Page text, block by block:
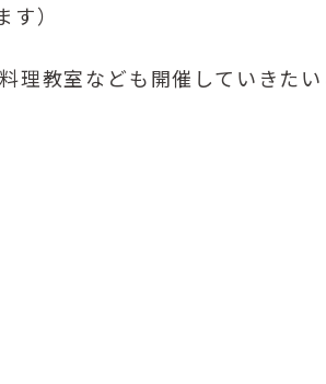
）
理教室なども開催していきたい